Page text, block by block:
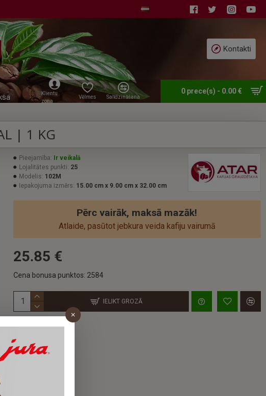
Kontakti
Klientu
zona
Vēlmes Salīdzināšana
0 prece(s) - 0.00 €
| 1 KG
Pieejamība: Ir veikalā
Lojalitātes punkti: 25
Modelis: 102M
Iepakojuma izmērs: 15.00 cm x 9.00 cm x 32.00 cm
Pērc vairāk, maksā mazāk!
Аtlaide, pasūtot jebkura veida kafiju vairumā
25.85 €
Cena bonusa punktos: 2584
IELIKT GROZĀ